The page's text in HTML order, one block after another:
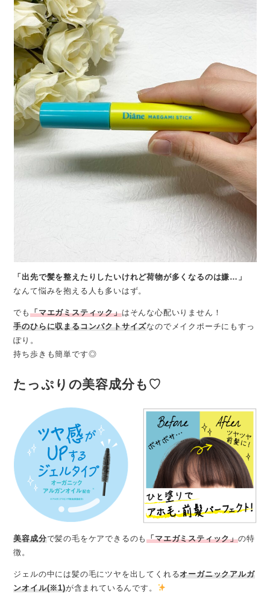
「出先で髪を整えたりしたいけれど荷物が多くなるのは嫌…」
なんて悩みを抱える人も多いはず。
でも 「マエガミスティック」はそんな心配いりません！
手のひらに収まるコンパクトサイズなのでメイクポーチにもすっ
ぽり。
持ち歩きも簡単です◎
たっぷりの美容成分も♡
美容成分で髪の毛をケアできるのも「マエガミスティック」の特
徴。
ジェルの中には髪の毛にツヤを出してくれるオーガニックアルガ
ンオイル(※1)が含まれているんです。